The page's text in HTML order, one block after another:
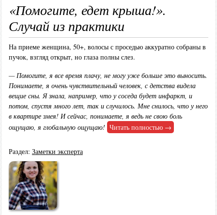
«Помогите, едет крыша!».
Случай из практики
На приеме женщина, 50+, волосы с проседью аккуратно собраны в
пучок, взгляд открыт, но глаза полны слез.
— Помогите, я все время плачу, не могу уже больше это выносить.
Понимаете, я очень чувствительный человек, с детства видела
вещие сны. Я знала, например, что у соседа будет инфаркт, и
потом, спустя много лет, так и случилось. Мне снилось, что у него
в квартире змея! И сейчас, понимаете, я ведь не свою боль
ощущаю, я глобальную ощущаю! Читать полностью →
Раздел: Заметки эксперта